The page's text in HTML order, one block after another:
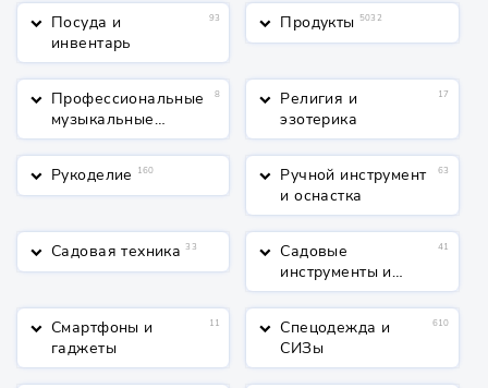
keyboard_arrow_down Посуда и
инвентарь
93 keyboard_arrow_down Продукты 5032
keyboard_arrow_down Профессиональные
музыкальные
инструменты
8 keyboard_arrow_down Религия и
эзотерика
17
keyboard_arrow_down Рукоделие 160 keyboard_arrow_down Ручной инструмент
и оснастка
63
keyboard_arrow_down Садовая техника 33 keyboard_arrow_down Садовые
инструменты и
полив
41
keyboard_arrow_down Смартфоны и
гаджеты
11 keyboard_arrow_down Спецодежда и
СИЗы
610